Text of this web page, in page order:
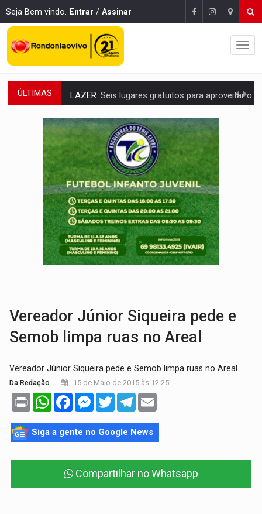
Seja Bem vindo. Entrar / Assinar
ÚLTIMAS LAZER: Seis lugares gratuitos para aproveitar o fim de semana
VÍDEO:FTICCO e Força Tática prendem membro do CV com arma e drogas
INCLUSÃO:Prefeitura fortalece parceria com a APAE para ampliar ações
DEFESA:Exército testa inovações no combate a drones durante
TEMAS SOCIOAMBIENTAIS:Em Itapuã do Oeste, CINEMAZÔNIA leva cinema
PREVISÃO:Interior de Rondônia terá sábado (8) de calor intenso
INFRAESTRUTURA:Após quase 30 anos de espera, asfalto chega ao
A ILHA:Coreografia de Rondônia estreia na programação do Festival de
Vereador Júnior Siqueira pede e
Semob limpa ruas no Areal
Vereador Júnior Siqueira pede e Semob limpa ruas no Areal
Da Redação 15 de Maio de 2015 às 12:25
Print WhatsAppFacebookMessenger
TwitterTelegram
Siga a gente no Google News
Compartilhar no Whatsapp